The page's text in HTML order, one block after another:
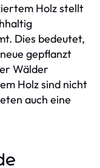
Holz stellt
Dies bedeutet,
gepflanzt
Wälder
Holz sind nicht
auch eine